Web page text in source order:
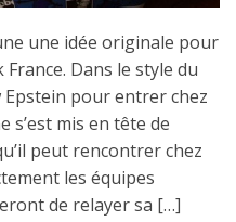
une idée originale pour
Dans le style du
pour entrer chez
mis en tête de
peut rencontrer chez
les équipes
de relayer sa […]